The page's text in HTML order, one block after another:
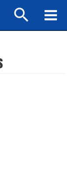
Buscar